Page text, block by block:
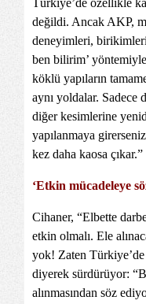
Türkiye’de özellikle
değildi. Ancak AKP,
deneyimleri, birikimleri
ben bilirim’
köklü yapıların
aynı yoldalar. Sadece
diğer kesimlerine
yapılanmaya
kez daha kaosa çıkar.”
‘Etkin mücadeleye
Cihaner, “Elbette
etkin olmalı. Ele
yok! Zaten Türkiye’de
diyerek sürdürüyor:
alınmasından söz